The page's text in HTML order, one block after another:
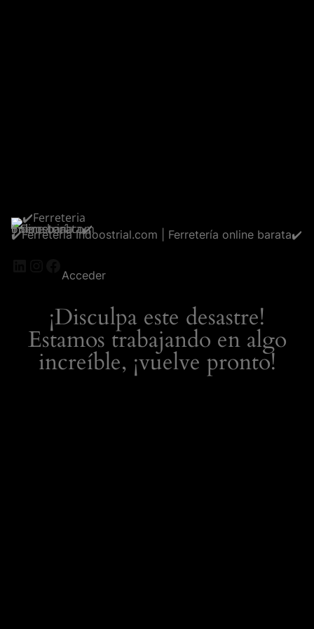
✔️Ferreteria Indoostrial.com | Ferretería online barata✔️
LinkedIn
Instagram
Facebook
Acceder
¡Disculpa este desastre!
Estamos trabajando en algo
increíble, ¡vuelve pronto!